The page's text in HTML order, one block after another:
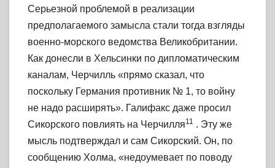
Серьезной проблемой в реализации
предполагаемого замысла стали тогда взгляды
военно-морского ведомства Великобритании.
Как донесли в Хельсинки по дипломатическим
каналам, Черчилль «прямо сказал, что
поскольку Германия противник № 1, то войну
не надо расширять». Галифакс даже просил
Сикорского повлиять на Черчилля11 . Эту же
мысль подтверждал и сам Сикорский. Он, по
сообщению Холма, «недоумевает по поводу